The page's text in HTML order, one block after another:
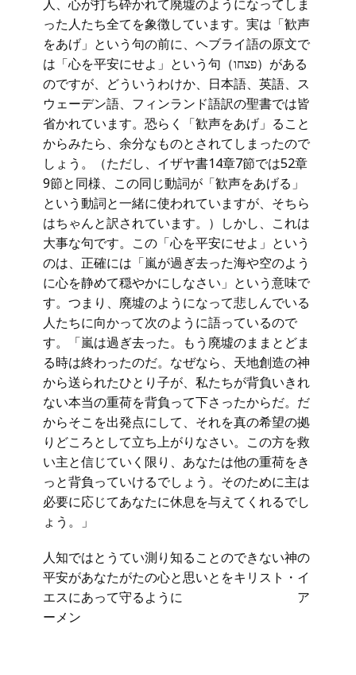
人、心が打ち砕かれて廃墟のようになってしま
った人たち全てを象徴しています。実は「歓声
をあげ」という句の前に、ヘブライ語の原文で
は「心を平安にせよ」という句（פצחו）がある
のですが、どういうわけか、日本語、英語、ス
ウェーデン語、フィンランド語訳の聖書では皆
省かれています。恐らく「歓声をあげ」ること
からみたら、余分なものとされてしまったので
しょう。（ただし、イザヤ書14章7節では52章
9節と同様、この同じ動詞が「歓声をあげる」
という動詞と一緒に使われていますが、そちら
はちゃんと訳されています。）しかし、これは
大事な句です。この「心を平安にせよ」という
のは、正確には「嵐が過ぎ去った海や空のよう
に心を静めて穏やかにしなさい」という意味で
す。つまり、廃墟のようになって悲しんでいる
人たちに向かって次のように語っているので
す。「嵐は過ぎ去った。もう廃墟のままとどま
る時は終わったのだ。なぜなら、天地創造の神
から送られたひとり子が、私たちが背負いきれ
ない本当の重荷を背負って下さったからだ。だ
からそこを出発点にして、それを真の希望の拠
りどころとして立ち上がりなさい。この方を救
い主と信じていく限り、あなたは他の重荷をき
っと背負っていけるでしょう。そのために主は
必要に応じてあなたに休息を与えてくれるでし
ょう。」
人知ではとうてい測り知ることのできない神の
平安があなたがたの心と思いとをキリスト・イ
エスにあって守るように ア
ーメン